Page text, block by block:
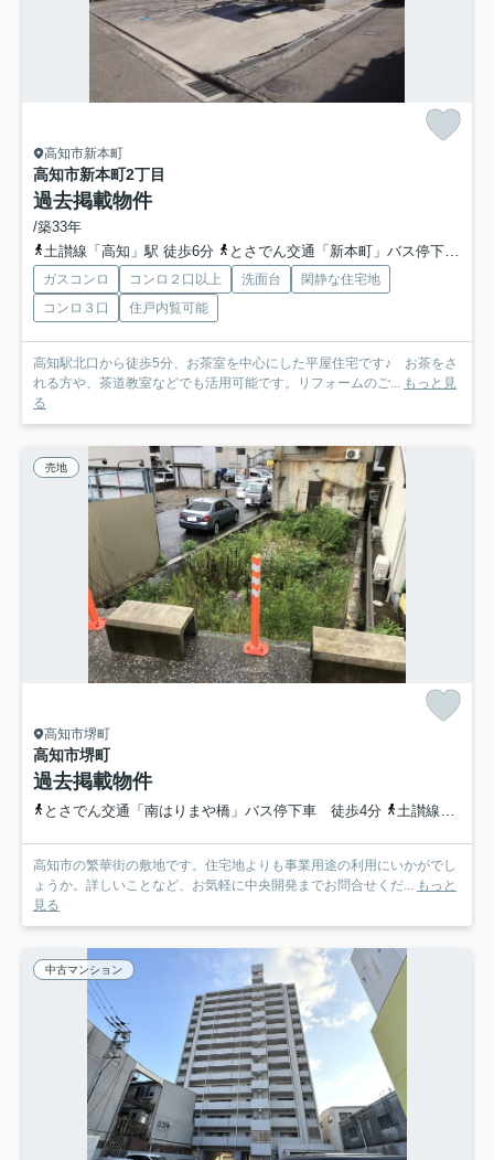
高知市新本町
高知市新本町2丁目
過去掲載物件
/築33年
土讃線「高知」駅 徒歩6分
とさでん交通「新本町」バス停下車 徒歩1分
ガスコンロ コンロ２口以上 洗面台
閑静な住宅地
コンロ３口
住戸内覧可能
高知駅北口から徒歩5分、お茶室を中心にした平屋住宅です♪ お茶をさ
れる方や、茶道教室などでも活用可能です。リフォームのご... もっと見
る
売地
高知市堺町
高知市堺町
過去掲載物件
とさでん交通「南はりまや橋」バス停下車 徒歩4分 土讃線「高知」駅 徒歩17分
高知市の繁華街の敷地です。住宅地よりも事業用途の利用にいかがでし
ょうか。詳しいことなど、お気軽に中央開発までお問合せくだ... もっと
見る
中古マンション